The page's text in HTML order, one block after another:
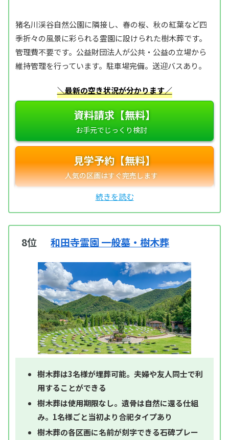
猪名川渓谷自然公園に隣接し、春の桜、秋の紅葉など四
季折々の風景に彩られる霊園に設けられた樹木葬です。
管理費不要です。公益財団法人が公共・公益の立場から
維持管理を行っています。駐車場完備。送迎バスあり。
＼最新の空き状況が分かります／
資料請求【無料】
見学予約【無料】
8位 和田寺霊園 一般墓・樹木葬
樹木葬は3名様が埋葬可能。夫婦や友人同士で利
用することができる
樹木葬は使用期限なし。遺骨は自然に還る仕組
み。1名様ごと当初より合祀タイプあり
樹木葬の各区画に名前が刻字できる石碑プレー